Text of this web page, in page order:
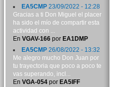
EA5CMP23/09/2022 - 12:28
Gracias a ti Don Miguel el placer
ha sido el mío de compartir esta
actividad con ...
En VGAV-166por EA1DMP
EA5CMP26/08/2022 - 13:32
Me alegro mucho Don Juan por
tu trayectoria que poco a poco te
vas superando, incl...
En VGA-054por EA5IFF